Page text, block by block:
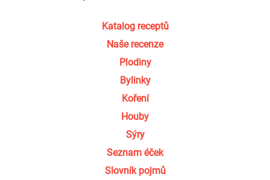
Katalog receptů
Naše recenze
Plodiny
Bylinky
Koření
Houby
Sýry
Seznam éček
Slovník pojmů